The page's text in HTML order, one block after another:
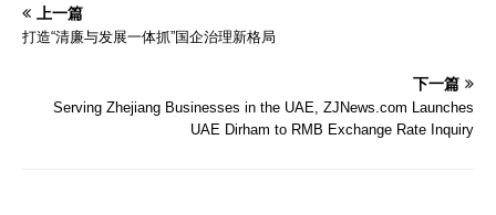
上一篇
打造“清廉与发展一体抓”国企治理新格局
下一篇
Serving Zhejiang Businesses in the UAE, ZJNews.com Launches
UAE Dirham to RMB Exchange Rate Inquiry